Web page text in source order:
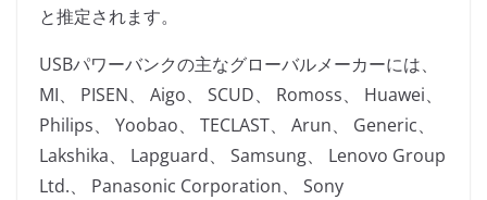
と推定されます。
USBパワーバンクの主なグローバルメーカーには、
MI、 PISEN、 Aigo、 SCUD、 Romoss、 Huawei、
Philips、 Yoobao、 TECLAST、 Arun、 Generic、
Lakshika、 Lapguard、 Samsung、 Lenovo Group
Ltd.、 Panasonic Corporation、 Sony